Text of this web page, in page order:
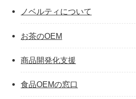
ノベルティについて
お茶のOEM
商品開発化支援
食品OEMの窓口